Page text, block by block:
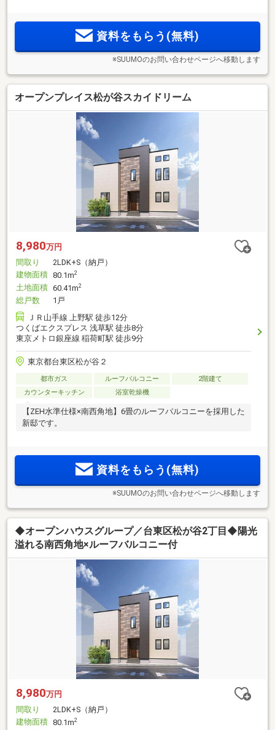
資料をもらう(無料)
※SUUMOのお問い合わせページへ移動します
オープンプレイス松が谷スカイドリーム
8,980万円
間取り
2LDK+S（納戸）
建物面積 80.1m2
土地面積 60.41m2
総戸数
1戸
ＪＲ山手線 上野駅 徒歩12分
つくばエクスプレス 浅草駅 徒歩8分
東京メトロ銀座線 稲荷町駅 徒歩9分
東京都台東区松が谷２
都市ガス ルーフバルコニー
2階建て
カウンターキッチン
浴室乾燥機
【ZEH水準仕様×南西角地】6畳のルーフバルコニーを採用した
新邸です。
資料をもらう(無料)
※SUUMOのお問い合わせページへ移動します
◆オープンハウスグループ／台東区松が谷2丁目◆陽光
溢れる南西角地×ルーフバルコニー付
8,980万円
間取り
2LDK+S（納戸）
建物面積 80.1m2